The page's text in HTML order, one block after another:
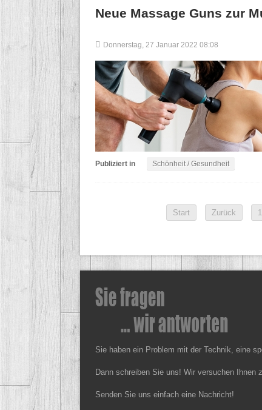
Neue Massage Guns zur
Donnerstag, 27 Januar 2022 08:08
Publiziert in Schönheit / Gesundheit
Start Zurück 1
Sie haben ein Problem mit der Technik, eine
Dann schreiben Sie uns! Wir versuchen Ihnen
Senden Sie uns einfach eine Nachricht!